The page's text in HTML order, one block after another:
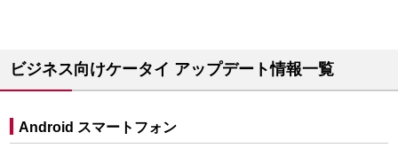
ビジネス向けケータイ アップデート情報一覧
Android スマートフォン